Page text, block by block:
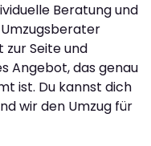
Beratung und
Umzugsberater
Seite und
Angebot, das genau
ist. Du kannst dich
wir den Umzug für